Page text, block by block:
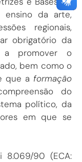
ensino da arte,
regionais,
obrigatório da
a promover o
bem como o
que a formação
do
político, da
em que se
8.069/90 (ECA: